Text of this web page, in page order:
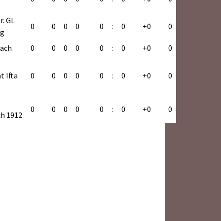
Gl.
0 0 0 0 0 : 0 +0 0
0 0 0 0 0 : 0 +0
0
Ifta
0 0 0 0 0 : 0 +0 0
1912
0 0 0 0 0 : 0 +0 0